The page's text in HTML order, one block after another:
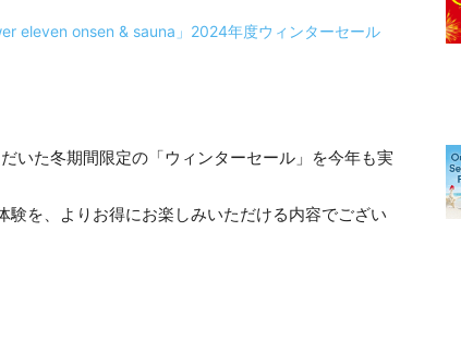
た冬期間限定の「ウィンターセール」を今年も実
を、よりお得にお楽しみいただける内容でござい